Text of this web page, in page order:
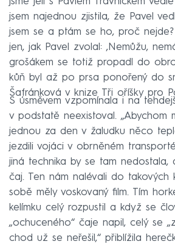
jsem najednou zjistila, že Pavel
jsem se a ptám se ho, proč nejde?
jen, jak Pavel zvolal: ‚Nemůžu,
grošákem se totiž propadl do
kůň byl až po prsa ponořený do
Šafránková v knize Tři oříšky pro
S úsměvem vzpomínala i na
v podstatě neexistoval. „Abychom
jednou za den v žaludku něco
jezdili vojáci v obrněném
jiná technika by se tam nedostala,
čaj. Ten nám nalévali do takových
sobě měly voskovaný film. Tím
kelímku celý rozpustil a když se
„ochuceného“ čaje napil, celý se
chod už se neřešil,“ přiblížila